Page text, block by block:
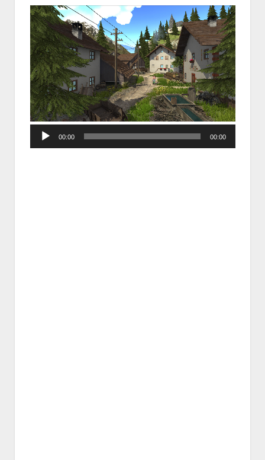
Player
00:00 00:00